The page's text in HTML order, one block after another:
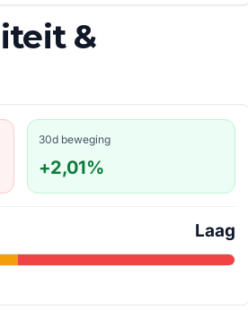
&
30d beweging
+2,01%
Laag